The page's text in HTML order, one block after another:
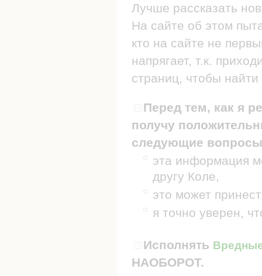
Лучше рассказать
На сайте об этом
кто на сайте не
напрягает, т.к.
страниц, чтобы
Перед тем, как я
получу
следующие
эта информация
другу Коле,
это может
я точно уверен,
Исполнять
НАОБОРОТ.